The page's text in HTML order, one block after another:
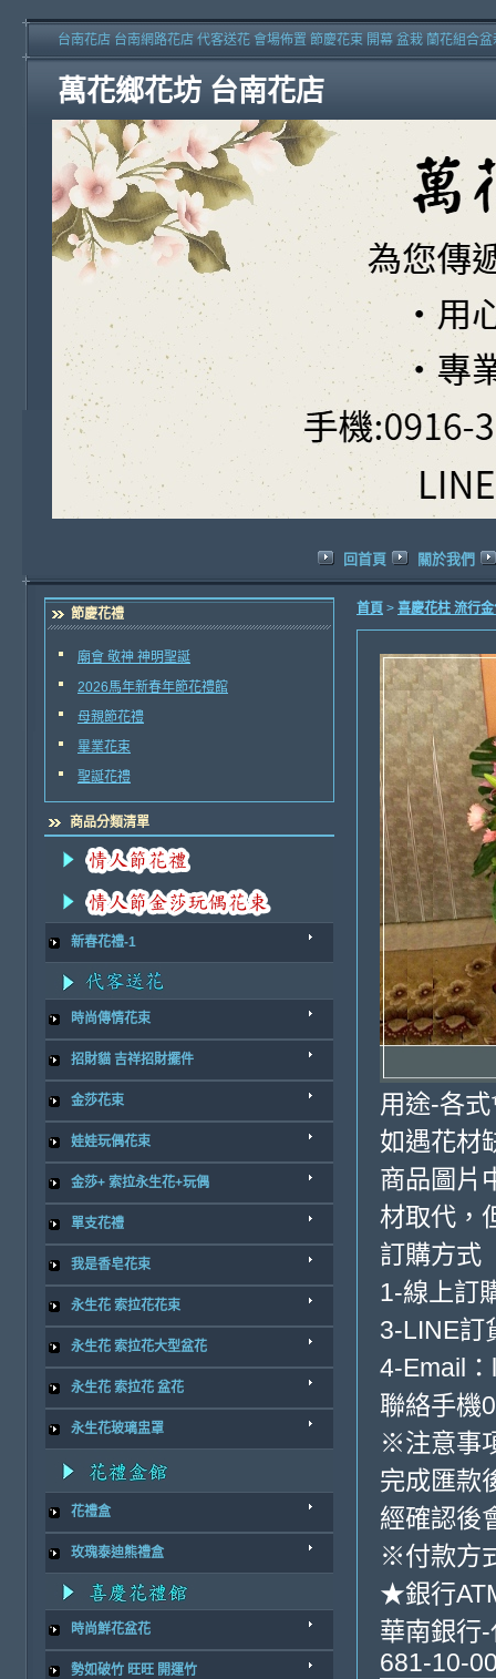
萬花鄉花坊 台南花店
台南花店 台南網路花店 代客送花 會場佈置 節慶花束 開幕 盆栽 蘭花組合
回首頁 關於我們
節慶花禮
廟會 敬神 神明聖誕
2026馬年新春年節花禮館
母親節花禮
畢業花束
聖誕花禮
商品分類清單
新春花禮-1
時尚傳情花束
招財貓 吉祥招財擺件
金莎花束
娃娃玩偶花束
金莎+ 索拉永生花+玩偶
單支花禮
我是香皂花束
永生花 索拉花花束
永生花 索拉花大型盆花
永生花 索拉花 盆花
永生花玻璃盅罩
花禮盒
玫瑰泰迪熊禮盒
時尚鮮花盆花
勢如破竹 旺旺 開運竹
首頁 > 喜慶花柱 流行
用途-各
如遇花材
商品圖片
材取代，
訂購方式
1-線上訂
3-LINE訂
4-Email
聯絡手機
※注意事
完成匯款
經確認後
※付款方
★銀行
華南銀行
681-10-